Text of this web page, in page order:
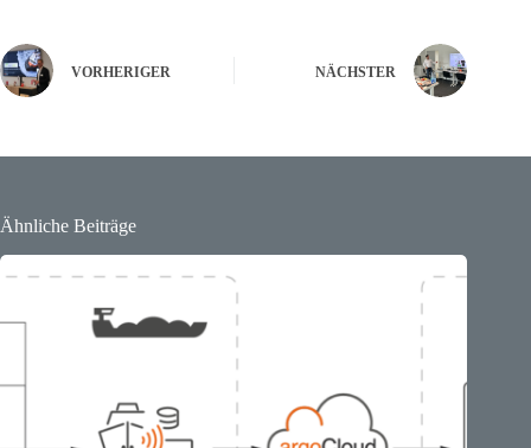
VORHERIGER NÄCHSTER
Ähnliche Beiträge